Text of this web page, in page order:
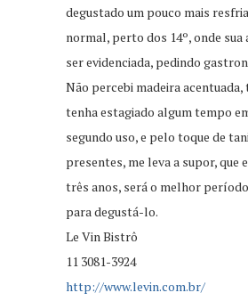
degustado um pouco mais
normal, perto dos 14º, onde sua
ser evidenciada, pedindo
Não percebi madeira acentuada,
tenha estagiado algum tempo
segundo uso, e pelo toque de
presentes, me leva a supor, que
três anos, será o melhor
para degustá-lo.
Le Vin Bistrô
11 3081-3924
http://www.levin.com.br/